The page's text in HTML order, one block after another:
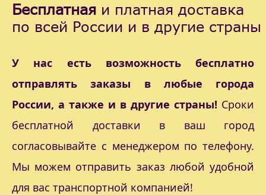
Бесплатная и платная доставка
по всей России и в другие страны
У нас есть возможность бесплатно
отправлять заказы в любые города
России, а также и в другие страны! Сроки
бесплатной доставки в ваш город
согласовывайте с менеджером по телефону.
Мы можем отправить заказ любой удобной
для вас транспортной компанией!